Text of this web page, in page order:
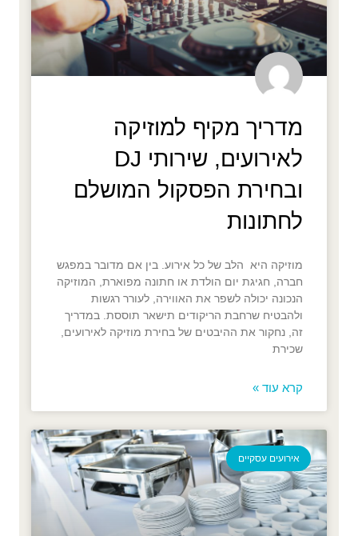
מדריך מקיף למוזיקה
לאירועים, שירותי DJ
ובחירת הפסקול המושלם
לחתונות
מוזיקה היא הלב של כל אירוע. בין אם מדובר במפגש
חברה, חגיגת יום הולדת או חתונה מפוארת, המוזיקה
הנכונה יכולה לשפר את האווירה, לעורר רגשות
ולהבטיח שרחבת הריקודים תישאר תוססת. במדריך
זה, נחקור את ההיבטים של בחירת מוזיקה לאירועים,
שכירת
קרא עוד »
אירועים עסקיים